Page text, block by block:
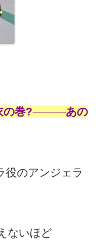
の巻?
あの
役のアンジェラ
ないほど